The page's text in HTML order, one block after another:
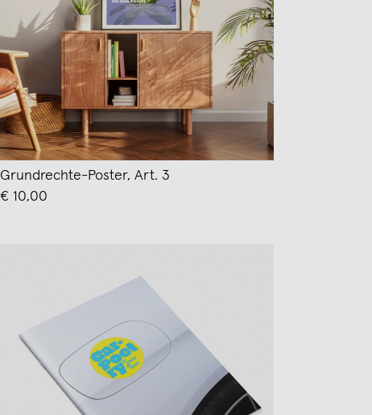
Grundrechte-Poster, Art. 3
€ 10,00